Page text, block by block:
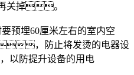
关掉。
60厘米左右的室内空
，防止将发烫的电器设
以防提升设备的用电